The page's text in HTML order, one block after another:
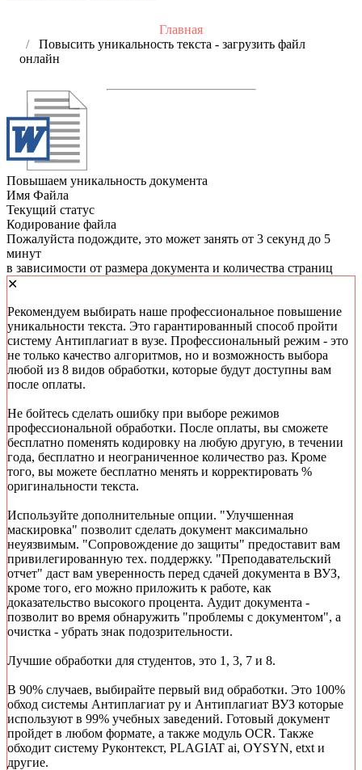
Главная
Повысить уникальность текста - загрузить файл
онлайн
Повышаем уникальность документа
Имя Файла
Текущий статус
Кодирование файла
Пожалуйста подождите, это может занять от 3 секунд до 5
минут
в зависимости от размера документа и количества страниц
✕
Рекомендуем выбирать наше профессиональное повышение
уникальности текста. Это гарантированный способ пройти
систему Антиплагиат в вузе. Профессиональный режим - это
не только качество алгоритмов, но и возможность выбора
любой из 8 видов обработки, которые будут доступны вам
после оплаты.
Не бойтесь сделать ошибку при выборе режимов
профессиональной обработки. После оплаты, вы сможете
бесплатно поменять кодировку на любую другую, в течении
года, бесплатно и неограниченное количество раз. Кроме
того, вы можете бесплатно менять и корректировать %
оригинальности текста.
Используйте дополнительные опции. "Улучшенная
маскировка" позволит сделать документ максимально
неуязвимым. "Сопровождение до защиты" предоставит вам
привилегированную тех. поддержку. "Преподавательский
отчет" даст вам уверенность перед сдачей документа в ВУЗ,
кроме того, его можно приложить к работе, как
доказательство высокого процента. Аудит документа -
позволит во время обнаружить "проблемы с документом", а
очистка - убрать знак подозрительности.
Лучшие обработки для студентов, это 1, 3, 7 и 8.
В 90% случаев, выбирайте первый вид обработки. Это 100%
обход системы Антиплагиат ру и Антиплагиат ВУЗ которые
используют в 99% учебных заведений. Готовый документ
пройдет в любом формате, а также модуль OCR. Также
обходит систему Руконтекст, PLAGIAT ai, OYSYN, etxt и
другие.